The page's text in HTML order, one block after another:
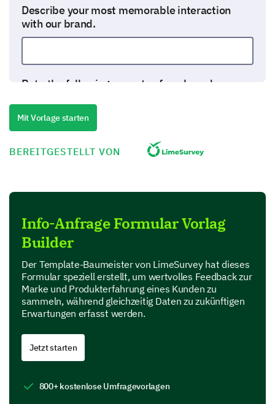
Describe your most memorable interaction
with our brand.
Rate the following aspects of our brand
1- Very poor, 2- Poor, 3- Alright, 4- Good, 5-
Excellent
2 3
Brand recognition
Your product Experience
Your views on our product provide valuable insights.
Overall, were you satisfied with our product?
Yes
If you could change one thing about our
Mit Vorlage starten
BEREITGESTELLT VON
Info-Anfrage Formular Vorlag
Builder
Der Template-Baumeister von LimeSurvey hat dieses
Formular speziell erstellt, um wertvolles Feedback zur
Marke und Produkterfahrung eines Kunden zu
sammeln, während gleichzeitig Daten zu zukünftigen
Erwartungen erfasst werden.
Jetzt starten
800+ kostenlose Umfragevorlagen